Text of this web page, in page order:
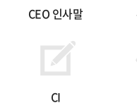
CEO 인사말
CI